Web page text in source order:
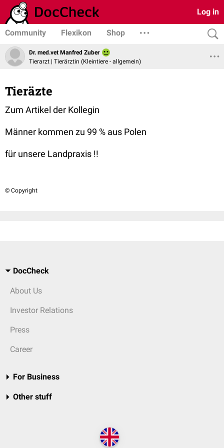
Log in
Community Flexikon Shop
Dr. med.vet Manfred Zuber
Tierarzt | Tierärztin (Kleintiere - allgemein)
Tieräzte
Zum Artikel der Kollegin
Männer kommen zu 99 % aus Polen
für unsere Landpraxis !!
© Copyright
DocCheck
About Us
Investor Relations
Press
Career
For Business
Other stuff